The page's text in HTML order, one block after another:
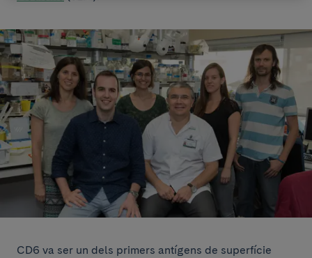
CD6 va ser un dels primers antígens de superfície